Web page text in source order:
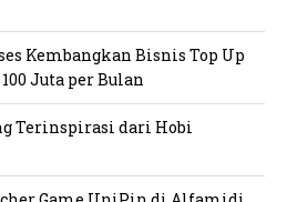
Kembangkan Bisnis Top Up
Juta per Bulan
Terinspirasi dari Hobi